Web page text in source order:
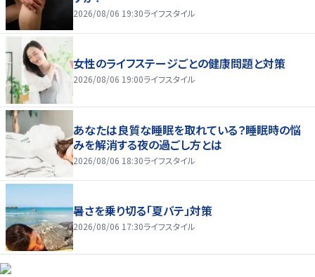
2026/08/06 19:30ライフスタイル
女性のライフステージごとの健康問題と対策
2026/08/06 19:00ライフスタイル
あなたは良質な睡眠を取れている？睡眠時の悩
みを解消する夜の過ごし方とは
2026/08/06 18:30ライフスタイル
暑さを乗り切る「夏バテ」対策
2026/08/06 17:30ライフスタイル